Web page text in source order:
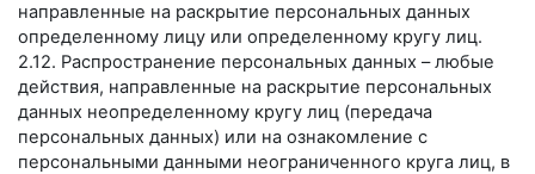
направленные на раскрытие персональных данных
определенному лицу или определенному кругу лиц.
2.12. Распространение персональных данных – любые
действия, направленные на раскрытие персональных
данных неопределенному кругу лиц (передача
персональных данных) или на ознакомление с
персональными данными неограниченного круга лиц, в